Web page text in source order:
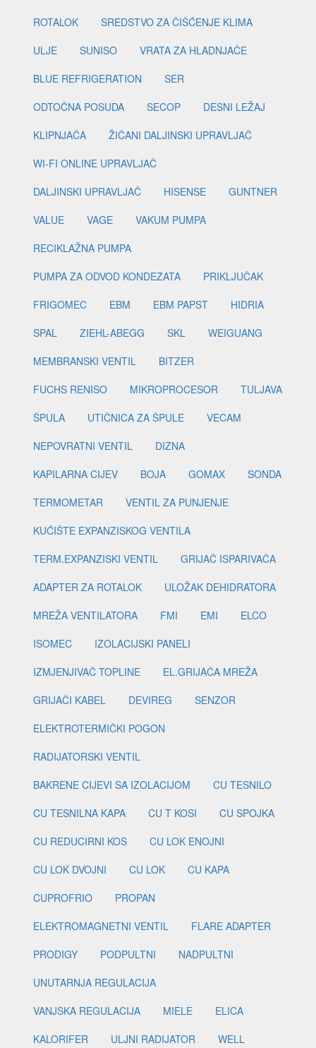
ROTALOK
SREDSTVO ZA ČIŠĆENJE KLIMA
ULJE
SUNISO
VRATA ZA HLADNJAČE
BLUE REFRIGERATION
SER
ODTOČNA POSUDA
SECOP
DESNI LEŽAJ
KLIPNJAČA
ŽIČANI DALJINSKI UPRAVLJAČ
WI-FI ONLINE UPRAVLJAČ
DALJINSKI UPRAVLJAČ
HISENSE
GUNTNER
VALUE
VAGE
VAKUM PUMPA
RECIKLAŽNA PUMPA
PUMPA ZA ODVOD KONDEZATA
PRIKLJUČAK
FRIGOMEC
EBM EBM PAPST
HIDRIA
SPAL
ZIEHL-ABEGG SKL
WEIGUANG
MEMBRANSKI VENTIL
BITZER
FUCHS RENISO
MIKROPROCESOR
TULJAVA
ŠPULA
UTIČNICA ZA ŠPULE
VECAM
NEPOVRATNI VENTIL
DIZNA
KAPILARNA CIJEV
BOJA GOMAX
SONDA
TERMOMETAR
VENTIL ZA PUNJENJE
KUĆIŠTE EXPANZISKOG VENTILA
TERM.EXPANZISKI VENTIL
GRIJAČ ISPARIVAČA
ADAPTER ZA ROTALOK
ULOŽAK DEHIDRATORA
MREŽA VENTILATORA
FMI EMI
ELCO
ISOMEC
IZOLACIJSKI PANELI
IZMJENJIVAČ TOPLINE
EL.GRIJAČA MREŽA
GRIJAČI KABEL
DEVIREG
SENZOR
ELEKTROTERMIČKI POGON
RADIJATORSKI VENTIL
BAKRENE CIJEVI SA IZOLACIJOM
CU TESNILO
CU TESNILNA KAPA
CU T KOSI
CU SPOJKA
CU REDUCIRNI KOS
CU LOK ENOJNI
CU LOK DVOJNI
CU LOK
CU KAPA
CUPROFRIO
PROPAN
ELEKTROMAGNETNI VENTIL
FLARE ADAPTER
PRODIGY
PODPULTNI
NADPULTNI
UNUTARNJA REGULACIJA
VANJSKA REGULACIJA
MIELE
ELICA
KALORIFER
ULJNI RADIJATOR
WELL